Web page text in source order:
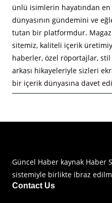
ünlü isimlerin hayatından en
dünyasının gündemini ve
tutan bir platformdur.
sitemiz, kaliteli içerik
haberler, özel röportajlar,
arkası hikayeleriyle sizleri
bir içerik dünyasına davet
Güncel Haber kaynak Haber
sistemiyle birlikte ibraz
Contact Us